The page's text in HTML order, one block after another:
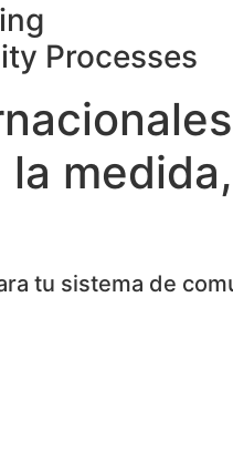
Processes
la
tu sistema de